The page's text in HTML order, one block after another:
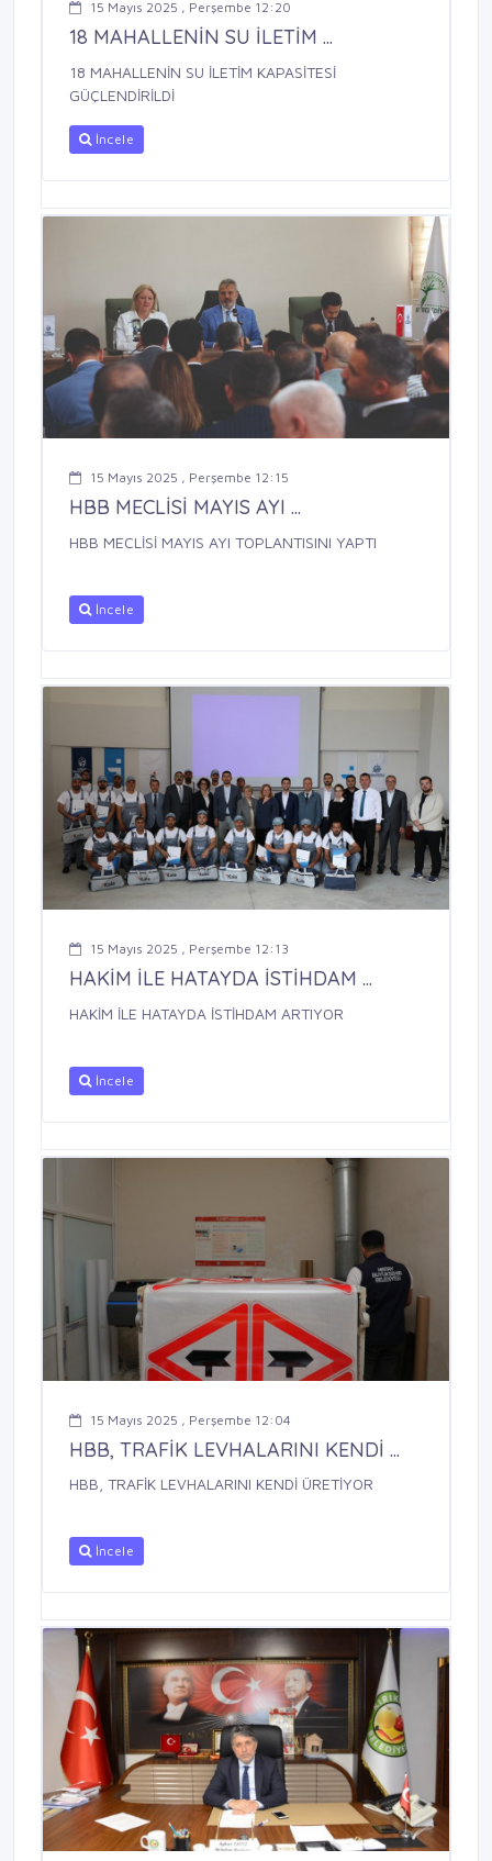
15 Mayıs 2025 , Perşembe 12:20
18 MAHALLENİN SU İLETİM ...
18 MAHALLENİN SU İLETİM KAPASİTESİ
GÜÇLENDİRİLDİ
İncele
15 Mayıs 2025 , Perşembe 12:15
HBB MECLİSİ MAYIS AYI ...
HBB MECLİSİ MAYIS AYI TOPLANTISINI YAPTI
İncele
15 Mayıs 2025 , Perşembe 12:13
HAKİM İLE HATAYDA İSTİHDAM ...
HAKİM İLE HATAYDA İSTİHDAM ARTIYOR
İncele
15 Mayıs 2025 , Perşembe 12:04
HBB, TRAFİK LEVHALARINI KENDİ ...
HBB, TRAFİK LEVHALARINI KENDİ ÜRETİYOR
İncele